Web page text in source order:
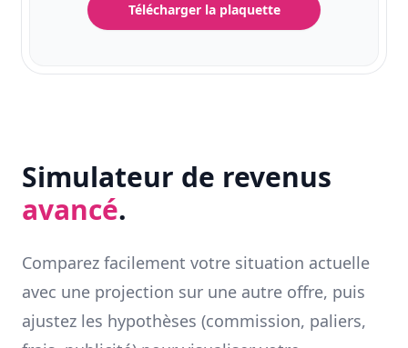
Télécharger la plaquette
Simulateur de revenus
avancé.
Comparez facilement votre situation actuelle
avec une projection sur une autre offre, puis
ajustez les hypothèses (commission, paliers,